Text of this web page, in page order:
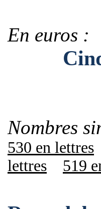
En euros :
Cinq
Nombres
530 en lettres
lettres
519